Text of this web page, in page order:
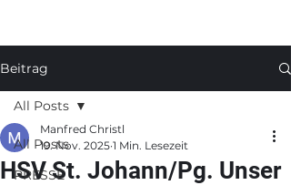
Beitrag
All Posts
PRESSE
All Posts
HSV St. Johann/Pg. Unser
Manfred Christl
19. Nov. 2025 1 Min. Lesezeit